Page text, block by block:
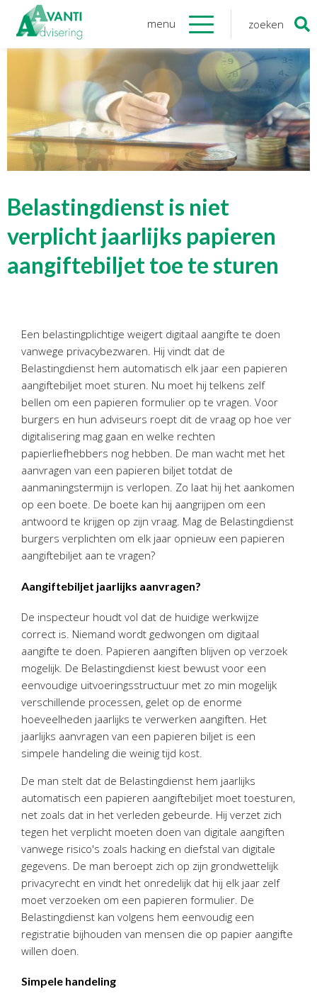
menu zoeken
Organisatie
Onze medewerkers
NOAB gecertificeerd
Algemene verordening
gegevensbescherming
Sponsoring
Onzediensten
Financiele Administratie
Bedrijfseconomisch advies
Belastingadvies Purmerend
Online boekhouden
Nieuws& informatie
Nieuwsbrief
Nieuwsoverzicht
Handige links
Downloads
Contact
Avanti
BaseCone – Facturen
Visionplanner – Rapportage
Klantenportaal – Online dossiers
Online Salaris – Salarissen
Nextens-Accorderen aangiften
Zoeken
naar:
Belastingdienst is niet
verplicht jaarlijks papieren
aangiftebiljet toe te sturen
Een belastingplichtige weigert digitaal aangifte te doen
vanwege privacybezwaren. Hij vindt dat de
Belastingdienst hem automatisch elk jaar een papieren
aangiftebiljet moet sturen. Nu moet hij telkens zelf
bellen om een papieren formulier op te vragen. Voor
burgers en hun adviseurs roept dit de vraag op hoe ver
digitalisering mag gaan en welke rechten
papierliefhebbers nog hebben. De man wacht met het
aanvragen van een papieren biljet totdat de
aanmaningstermijn is verlopen. Zo laat hij het aankomen
op een boete. De boete kan hij aangrijpen om een
antwoord te krijgen op zijn vraag. Mag de Belastingdienst
burgers verplichten om elk jaar opnieuw een papieren
aangiftebiljet aan te vragen?
Aangiftebiljet jaarlijks aanvragen?
De inspecteur houdt vol dat de huidige werkwijze
correct is. Niemand wordt gedwongen om digitaal
aangifte te doen. Papieren aangiften blijven op verzoek
mogelijk. De Belastingdienst kiest bewust voor een
eenvoudige uitvoeringsstructuur met zo min mogelijk
verschillende processen, gelet op de enorme
hoeveelheden jaarlijks te verwerken aangiften. Het
jaarlijks aanvragen van een papieren biljet is een
simpele handeling die weinig tijd kost.
De man stelt dat de Belastingdienst hem jaarlijks
automatisch een papieren aangiftebiljet moet toesturen,
net zoals dat in het verleden gebeurde. Hij verzet zich
tegen het verplicht moeten doen van digitale aangiften
vanwege risico's zoals hacking en diefstal van digitale
gegevens. De man beroept zich op zijn grondwettelijk
privacyrecht en vindt het onredelijk dat hij elk jaar zelf
moet verzoeken om een papieren formulier. De
Belastingdienst kan volgens hem eenvoudig een
registratie bijhouden van mensen die op papier aangifte
willen doen.
Simpele handeling